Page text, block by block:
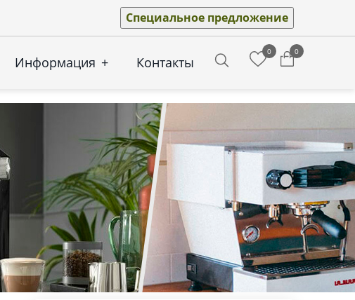
Специальное предложение
Информация + Контакты
0 0